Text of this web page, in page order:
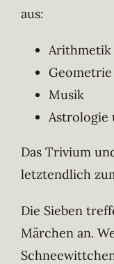
aus:
Arithmetik
Geometrie
Musik
Astrologie
Das Trivium
letztendlich
Die Sieben
Märchen an.